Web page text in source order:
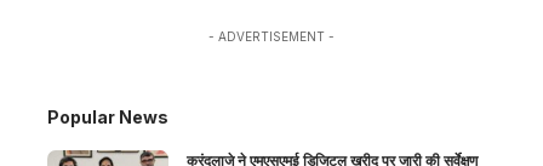
- ADVERTISEMENT -
Popular News
करंदलाजे ने एमएसएमई डिजिटल खरीद पर जारी की सर्वेक्षण